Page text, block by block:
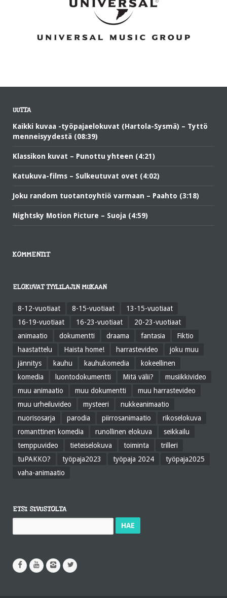
UUTTA
Kaikki kuvaa -työpajaelokuvat (Hartola-Sysmä) – Tyttö
menneisyydestä (08:39)
Klassikon kuvat – Punottu yhteen (4:21)
Katukuva-films – Sulkeutuvat ovet (4:02)
Joku random tuotantoyhtiö varmaan – Paahto (3:18)
Nightsky Motion Picture – Suoja (4:59)
KOMMENTIT
ELOKUVAT TYYLILAJIN MUKAAN
8-12-vuotiaat 8-15-vuotiaat
13-15-vuotiaat
16-19-vuotiaat
16-23-vuotiaat
20-23-vuotiaat
animaatio
dokumentti draama fantasia
Fiktio
haastattelu
Haista home! harrastevideo
joku muu
jännitys
kauhu kauhukomedia
kokeellinen
komedia
luontodokumentti Mitä välii?
musiikkivideo
muu animaatio
muu dokumentti
muu harrastevideo
muu urheiluvideo
mysteeri
nukkeanimaatio
nuorisosarja
parodia piirrosanimaatio
rikoselokuva
romanttinen komedia
runollinen elokuva
seikkailu
temppuvideo
tieteiselokuva toiminta
trilleri
tuPAKKO?
työpaja2023 työpaja 2024
työpaja2025
vaha-animaatio
ETSI SIVUSTOLTA